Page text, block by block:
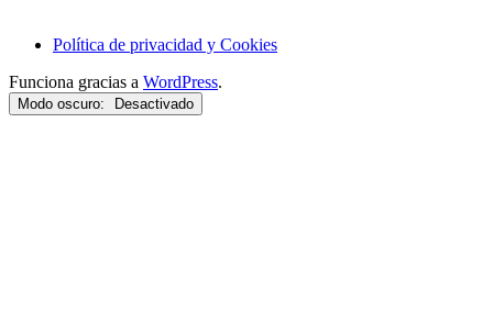
Política de privacidad y Cookies
Funciona gracias a WordPress.
Modo oscuro: